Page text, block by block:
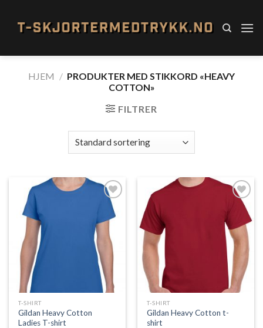
content
HJEM / PRODUKTER MED STIKKORD «HEAVY
COTTON»
FILTRER
Add to
Wishlist
T-SHIRT
Gildan Heavy Cotton
Ladies T-shirt
Add to
Wishlist
T-SHIRT
Gildan Heavy Cotton t-
shirt